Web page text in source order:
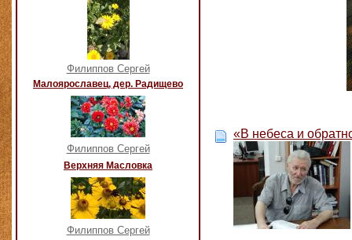
Филиппов Сергей
Малоярославец, дер. Радищево
Филиппов Сергей
Верхняя Масловка
Филиппов Сергей
«В небеса и